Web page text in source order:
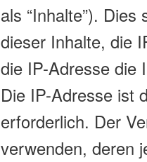
als “Inhalte”).
dieser Inhalte, die
die IP-Adresse die
Die IP-Adresse ist
erforderlich. Der
verwenden, deren